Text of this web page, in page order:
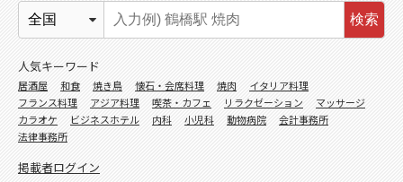
検索
人気キーワード
居酒屋 和食 焼き鳥 懐石・会席料理 焼肉
イタリア料理
フランス料理
アジア料理 喫茶・カフェ リラクゼーション
マッサージ
カラオケ
ビジネスホテル 内科 小児科 動物病院
会計事務所
法律事務所
掲載者ログイン